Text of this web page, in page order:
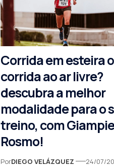
Corrida em esteira
corrida ao ar livre?
descubra a melhor
modalidade para o
treino, com
Rosmo!
PorDIEGO VELÁZQUEZ 24/07/